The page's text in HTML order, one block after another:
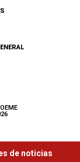
de noticias